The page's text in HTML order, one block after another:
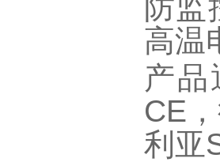
防
高温
产
CE
利亚